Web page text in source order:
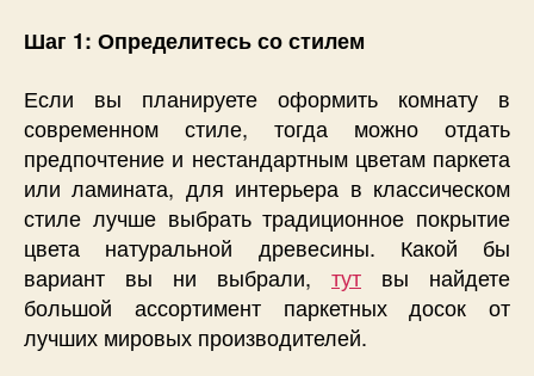
Шаг 1: Определитесь со стилем
Если вы планируете оформить комнату в
современном стиле, тогда можно отдать
предпочтение и нестандартным цветам паркета
или ламината, для интерьера в классическом
стиле лучше выбрать традиционное покрытие
цвета натуральной древесины. Какой бы
вариант вы ни выбрали, тут вы найдете
большой ассортимент паркетных досок от
лучших мировых производителей.